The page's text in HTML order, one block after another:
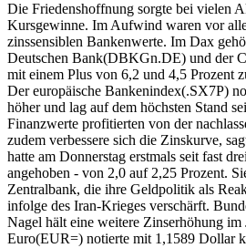
Die Friedenshoffnung sorgte bei vielen
Kursgewinne. Im Aufwind waren vor
zinssensiblen Bankenwerte. Im Dax
Deutschen Bank(DBKGn.DE) und der
mit einem Plus von 6,2 und 4,5 Prozent
Der europäische Bankenindex(.SX7P)
höher und lag auf dem höchsten Stand
Finanzwerte profitierten von der
zudem verbessere sich die Zinskurve,
hatte am Donnerstag erstmals seit fast
angehoben - von 2,0 auf 2,25 Prozent.
Zentralbank, die ihre Geldpolitik als
infolge des Iran-Krieges verschärft.
Nagel hält eine weitere Zinserhöhung
Euro(EUR=) notierte mit 1,1589 Dollar